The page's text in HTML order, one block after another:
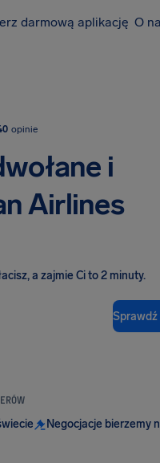
darmową aplikację O
opinie
i
Airlines
a zajmie Ci to 2 minuty.
Negocjacje bierzemy